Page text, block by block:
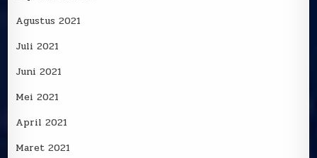
Agustus 2021
Juli 2021
Juni 2021
Mei 2021
April 2021
Maret 2021